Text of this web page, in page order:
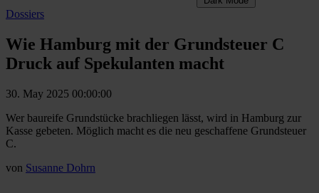
Dossiers
Wie Hamburg mit der Grundsteuer C
Druck auf Spekulanten macht
30. May 2025 00:00:00
Wer baureife Grundstücke brachliegen lässt, wird in Hamburg zur
Kasse gebeten. Möglich macht es die neu geschaffene Grundsteuer
C.
von Susanne Dohrn